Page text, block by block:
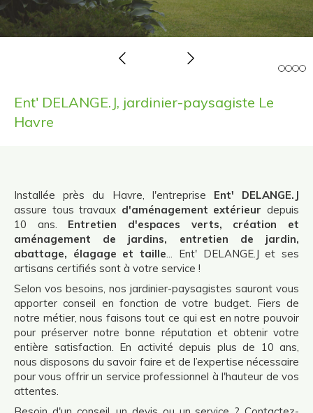
Slide précédentSlide suivant
Ent' DELANGE.J, jardinier-paysagiste Le
Havre
Installée près du Havre, l'entreprise Ent' DELANGE.J
assure tous travaux d'aménagement extérieur depuis
10 ans. Entretien d'espaces verts, création et
aménagement de jardins, entretien de jardin,
abattage, élagage et taille... Ent' DELANGE.J et ses
artisans certifiés sont à votre service !
Selon vos besoins, nos jardinier-paysagistes sauront vous
apporter conseil en fonction de votre budget. Fiers de
notre métier, nous faisons tout ce qui est en notre pouvoir
pour préserver notre bonne réputation et obtenir votre
entière satisfaction. En activité depuis plus de 10 ans,
nous disposons du savoir faire et de l’expertise nécessaire
pour vous offrir un service professionnel à l'hauteur de vos
attentes.